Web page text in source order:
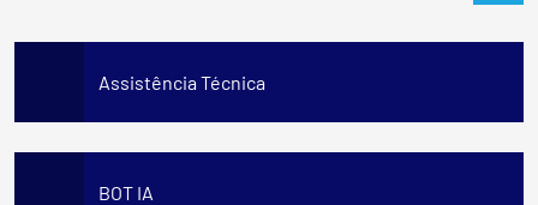
Assistência Técnica
BOT IA